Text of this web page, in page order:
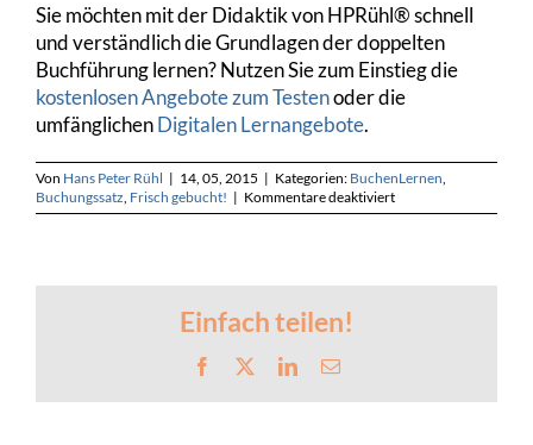
Sie möchten mit der Didaktik von HPRühl® schnell
und verständlich die Grundlagen der doppelten
Buchführung lernen? Nutzen Sie zum Einstieg die
kostenlosen Angebote zum Testenoder die
umfänglichenDigitalen Lernangebote.
Von Hans Peter Rühl | 14, 05, 2015 | Kategorien: BuchenLernen
Buchungssatz Frisch gebucht! | Kommentare deaktiviertfür
Bestückung
dem
Einfach teilen!
Facebook LinkedIn
E-